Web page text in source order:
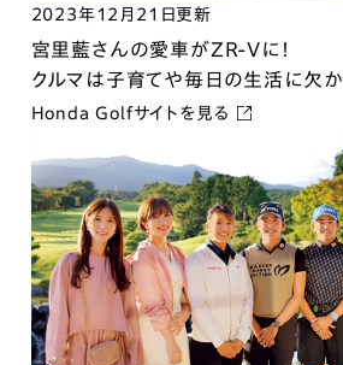
2023年12月21日更新
宮里藍さんの愛車がZR-Vに！
クルマは子育てや毎日の生活に欠か
Honda Golfサイトを見る